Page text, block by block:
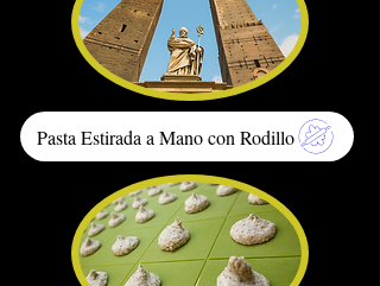
Pasta Estirada a Mano con Rodillo